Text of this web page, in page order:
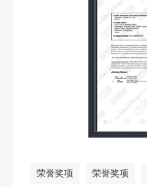
荣誉奖项 荣誉奖项